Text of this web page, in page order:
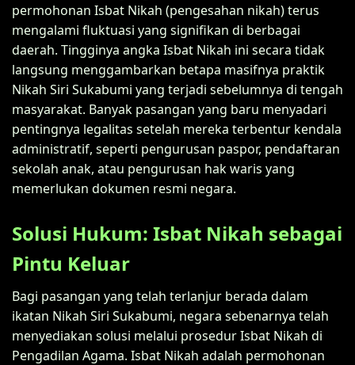
permohonan Isbat Nikah (pengesahan nikah) terus
mengalami fluktuasi yang signifikan di berbagai
daerah. Tingginya angka Isbat Nikah ini secara tidak
langsung menggambarkan betapa masifnya praktik
Nikah Siri Sukabumi yang terjadi sebelumnya di tengah
masyarakat. Banyak pasangan yang baru menyadari
pentingnya legalitas setelah mereka terbentur kendala
administratif, seperti pengurusan paspor, pendaftaran
sekolah anak, atau pengurusan hak waris yang
memerlukan dokumen resmi negara.
Solusi Hukum: Isbat Nikah sebagai
Pintu Keluar
Bagi pasangan yang telah terlanjur berada dalam
ikatan Nikah Siri Sukabumi, negara sebenarnya telah
menyediakan solusi melalui prosedur Isbat Nikah di
Pengadilan Agama. Isbat Nikah adalah permohonan